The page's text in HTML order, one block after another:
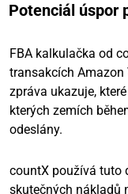
Potenciál úspor
FBA kalkulačka od
transakcích Amazon
zpráva ukazuje,
kterých zemích
odeslány.
countX používá tuto
skutečných nákladů